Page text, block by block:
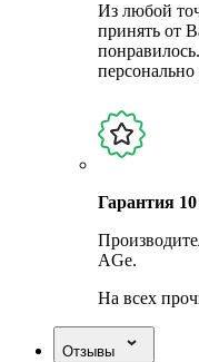
Из любой
принять от
персонально
Гарантия
AGe.
На всех
Отзывы